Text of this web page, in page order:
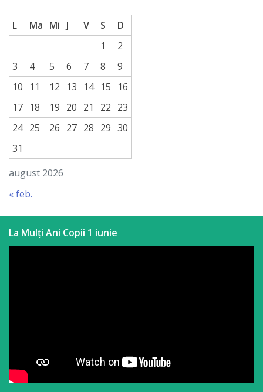
Informații
utile
Versiunea
veche
a
paginii
Contacte
august 2026
L Ma Mi J V S
D
1
2
3
4 5 6 7 8
9
10
11 12 13 14 15
16
17 18 19 20 21 22 23
24 25 26 27 28 29 30
31
« feb.
La Mulți Ani Copii 1 iunie